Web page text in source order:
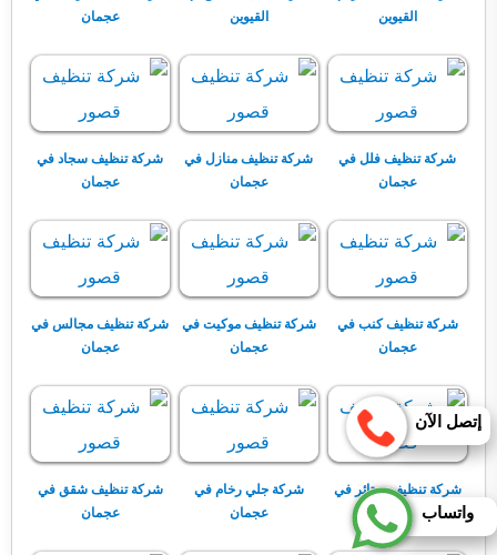
القيوين
القيوين
عجمان
شركة تنظيف فلل في
عجمان
شركة تنظيف منازل في
عجمان
شركة تنظيف سجاد في
عجمان
شركة تنظيف كنب في
عجمان
شركة تنظيف موكيت في
عجمان
شركة تنظيف مجالس في
عجمان
شركة تنظيف ستائر في
عجمان
شركة جلي رخام في
عجمان
شركة تنظيف شقق في
عجمان
إتصل الآن
واتساب